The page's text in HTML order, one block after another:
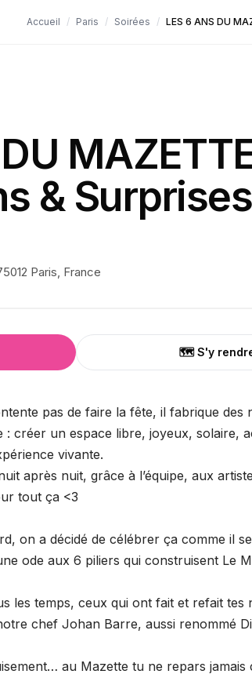
Accueil / Paris / Soirées / LES 6 ANS DU
&
Paris, France
🗺️ S'y
pas de faire la fête, il fabrique des
: créer un espace libre, joyeux, solaire,
vivante.
après nuit, grâce à l’équipe, aux
tout ça <3
on a décidé de célébrer ça comme il
ode aux 6 piliers qui construisent Le
les temps, ceux qui ont fait et refait tes
chef Johan Barre, aussi renommé
au Mazette tu ne repars jamais